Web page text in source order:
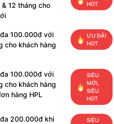
12 tháng cho
HOT
100.000đ với
cho khách hàng
ƯU ĐÃI
HOT
100.000đ với
cho khách hàng
hàng HPL
SIÊU
MỚI,
SIÊU
HOT
đa 200.000đ khi
SIÊU